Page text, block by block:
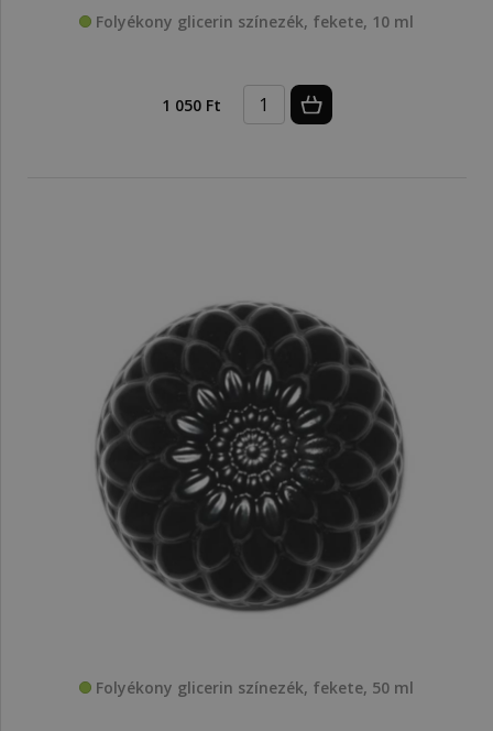
Folyékony glicerin színezék, fekete, 10 ml
1 050 Ft
Folyékony glicerin színezék, fekete, 50 ml